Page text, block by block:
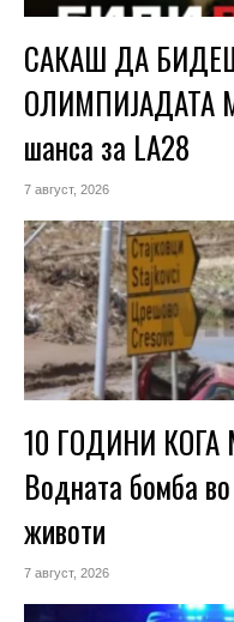
САКАШ ДА
ОЛИМПИЈАДАТА
шанса за LA28
7 август, 2026
10 ГОДИНИ
Водната бомба
животи
7 август, 2026